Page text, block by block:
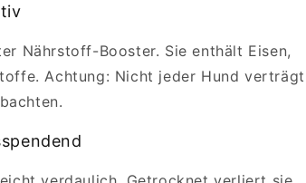
Nährstoff-Booster. Sie enthält Eisen,
Achtung: Nicht jeder Hund verträgt